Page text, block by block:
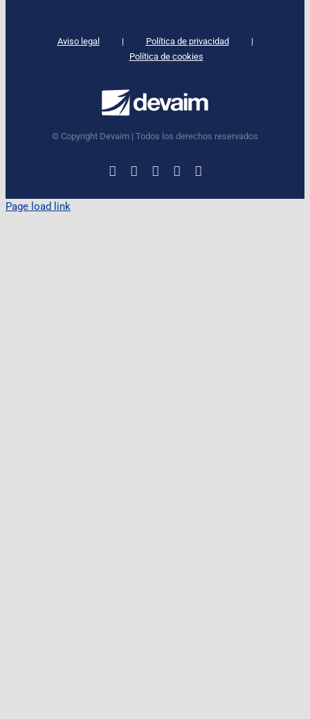
Aviso legal
Política de privacidad
Política de cookies
© Copyright Devaim | Todos los derechos reservados
LinkedInInstagramFacebook
X YouTube
Page load link